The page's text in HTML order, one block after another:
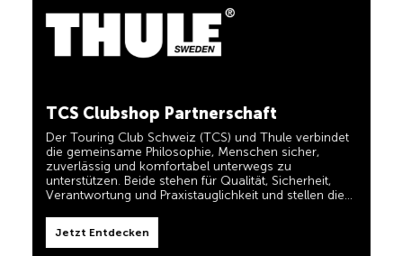
die gemeinsame Philosophie, Menschen sicher,
zuverlässig und komfortabel unterwegs zu
Verantwortung und Praxistauglichkeit und stellen die
Bedürfnisse von Reisenden und aktiven Familien in den
Mittelpunkt.
Jetzt Entdecken
Mastercard® und Sie erhalten automatisch 5% als
Cashback zurück erstattet. Die TCS Member
Mastercard ist TCS Mitglieds-, Bezahl- und Sparkarte
in einem und für TCS-Mitglieder dauerhaft kostenlos.
Produkte erfüllen und Ihnen zuverlässige, nützliche
Helfer sein, wenn Sie unterwegs sind. Sie erkennen
my side'.
Jetzt Entdecken